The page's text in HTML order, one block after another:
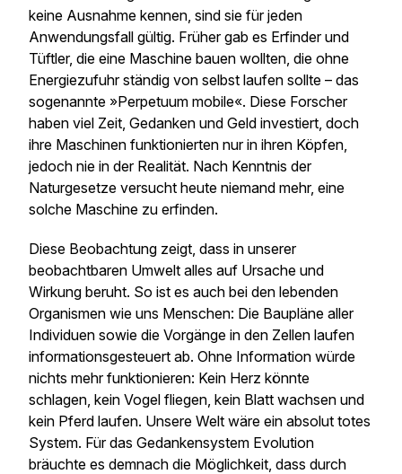
keine Ausnahme kennen, sind sie für jeden
Anwendungsfall gültig. Früher gab es Erfinder und
Tüftler, die eine Maschine bauen wollten, die ohne
Energiezufuhr ständig von selbst laufen sollte – das
sogenannte »Perpetuum mobile«. Diese Forscher
haben viel Zeit, Gedanken und Geld investiert, doch
ihre Maschinen funktionierten nur in ihren Köpfen,
jedoch nie in der Realität. Nach Kenntnis der
Naturgesetze versucht heute niemand mehr, eine
solche Maschine zu erfinden.
Diese Beobachtung zeigt, dass in unserer
beobachtbaren Umwelt alles auf Ursache und
Wirkung beruht. So ist es auch bei den lebenden
Organismen wie uns Menschen: Die Baupläne aller
Individuen sowie die Vorgänge in den Zellen laufen
informationsgesteuert ab. Ohne Information würde
nichts mehr funktionieren: Kein Herz könnte
schlagen, kein Vogel fliegen, kein Blatt wachsen und
kein Pferd laufen. Unsere Welt wäre ein absolut totes
System. Für das Gedankensystem Evolution
bräuchte es demnach die Möglichkeit, dass durch